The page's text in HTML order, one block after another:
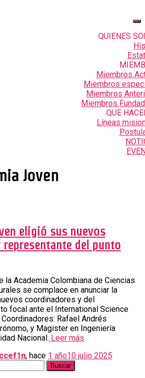
QUIENES
Miembros
Miembros
Miembros
Miembros
QUE
Líneas
Joven
eligió sus nuevos
del punto
la Academia Colombiana de Ciencias
se complace en anunciar la
coordinadores y del
focal ante el International Science
Rafael Andrés
y Magister en Ingeniería
Nacional. Leer más
, hace 1 año10 julio 2025